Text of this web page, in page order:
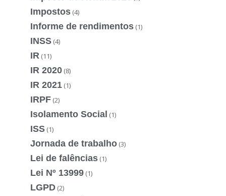
Impostos (4)
Informe de rendimentos (1)
INSS (4)
IR (11)
IR 2020 (8)
IR 2021 (1)
IRPF (2)
Isolamento Social (1)
ISS (1)
Jornada de trabalho (3)
Lei de falências (1)
Lei Nº 13999 (1)
LGPD (2)